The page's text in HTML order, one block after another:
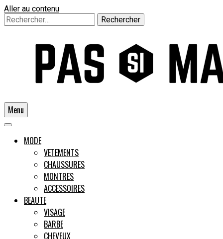
Aller au contenu
Rechercher :
Pas si
Un guide pour l'homme moderne
Menu
MODE
VETEMENTS
CHAUSSURES
MONTRES
ACCESSOIRES
BEAUTE
VISAGE
BARBE
CHEVEUX